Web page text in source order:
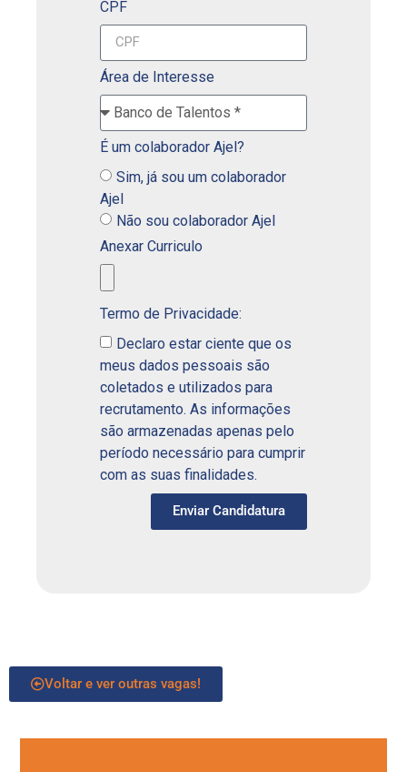
CPF
Área de Interesse
É um colaborador Ajel?
Sim, já sou um colaborador
Ajel
Não sou colaborador Ajel
Anexar Curriculo
Termo de Privacidade:
Declaro estar ciente que os
meus dados pessoais são
coletados e utilizados para
recrutamento. As informações
são armazenadas apenas pelo
período necessário para cumprir
com as suas finalidades.
Enviar Candidatura
Voltar e ver outras vagas!